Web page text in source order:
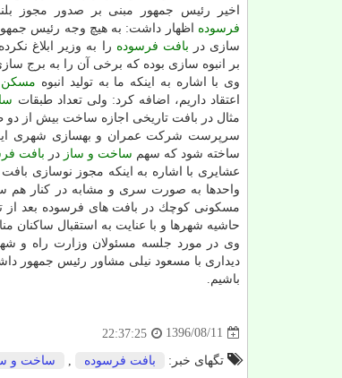
اخیر رئیس جمهور مبنی بر صدور مجوز
فرسوده اظهار داشت: به هیچ وجه رئیس
سازی در بافت فرسوده را به وزیر ابلاغ
بر انبوه سازی بوده كه برخی آن را به برج
وی با اشاره به اینكه ما به تولید انبوه مسكن
اعتقاد داریم، اضافه كرد: ولی تعداد طبقات
مثال در بافت تاریخی اجازه ساخت بیش از دو
سرپرست شركت عمران و بهسازی شهری
ساخته شود كه سهم ساخت و ساز در بافت
عشایری با اشاره به اینكه مجوز
واحدها به صورت سری و مشابه در كنار هم
مسكونی كوچك در بافت های فرسوده بعد از
حاشیه شهرها و با عنایت به استقبال
وی در مورد جلسه مسئولان وزارت راه و
دیداری با مسعود نیلی مشاور رئیس جمهور
باشیم.
1396/08/11
22:37:25
تگهای خبر: بافت فرسوده ساخت و